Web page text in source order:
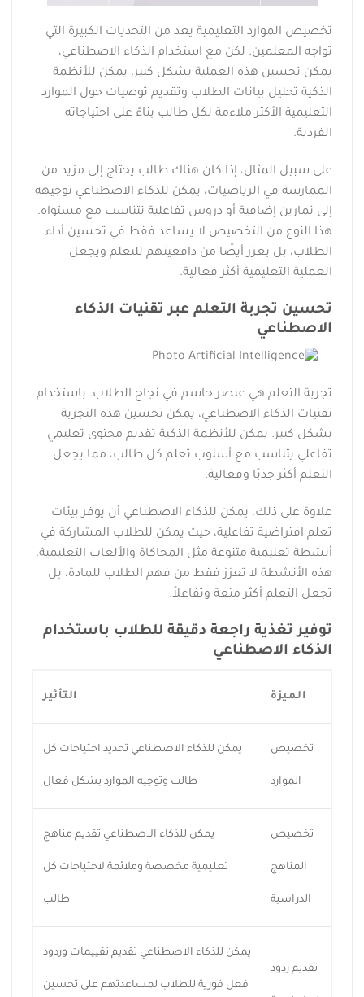
تخصيص الموارد التعليمية يعد من التحديات الكبيرة التي
تواجه المعلمين. لكن مع استخدام الذكاء الاصطناعي،
يمكن تحسين هذه العملية بشكل كبير. يمكن للأنظمة
الذكية تحليل بيانات الطلاب وتقديم توصيات حول الموارد
التعليمية الأكثر ملاءمة لكل طالب بناءً على احتياجاته
الفردية.
على سبيل المثال، إذا كان هناك طالب يحتاج إلى مزيد من
الممارسة في الرياضيات، يمكن للذكاء الاصطناعي توجيهه
إلى تمارين إضافية أو دروس تفاعلية تتناسب مع مستواه.
هذا النوع من التخصيص لا يساعد فقط في تحسين أداء
الطلاب، بل يعزز أيضًا من دافعيتهم للتعلم ويجعل
العملية التعليمية أكثر فعالية.
تحسين تجربة التعلم عبر تقنيات الذكاء
الاصطناعي
تجربة التعلم هي عنصر حاسم في نجاح الطلاب. باستخدام
تقنيات الذكاء الاصطناعي، يمكن تحسين هذه التجربة
بشكل كبير. يمكن للأنظمة الذكية تقديم محتوى تعليمي
تفاعلي يتناسب مع أسلوب تعلم كل طالب، مما يجعل
التعلم أكثر جذبًا وفعالية.
علاوة على ذلك، يمكن للذكاء الاصطناعي أن يوفر بيئات
تعلم افتراضية تفاعلية، حيث يمكن للطلاب المشاركة في
أنشطة تعليمية متنوعة مثل المحاكاة والألعاب التعليمية.
هذه الأنشطة لا تعزز فقط من فهم الطلاب للمادة، بل
تجعل التعلم أكثر متعة وتفاعلاً.
توفير تغذية راجعة دقيقة للطلاب باستخدام
الذكاء الاصطناعي
الميزة التأثير
تخصيص
الموارد
يمكن للذكاء الاصطناعي تحديد احتياجات كل
طالب وتوجيه الموارد بشكل فعال
تخصيص
المناهج
الدراسية
يمكن للذكاء الاصطناعي تقديم مناهج
تعليمية مخصصة وملائمة لاحتياجات كل
طالب
تقديم ردود
يمكن للذكاء الاصطناعي تقديم تقييمات وردود
فعل فورية للطلاب لمساعدتهم على تحسين